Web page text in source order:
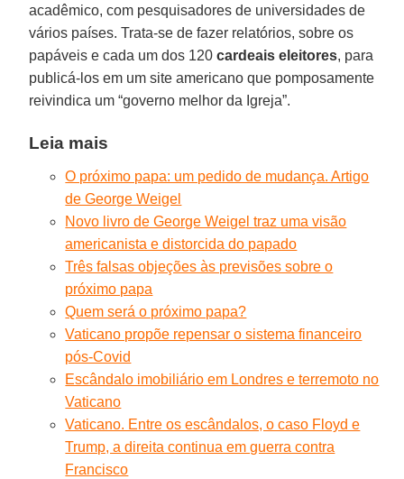
acadêmico, com pesquisadores de universidades de
vários países. Trata-se de fazer relatórios, sobre os
papáveis e cada um dos 120cardeais eleitores, para
publicá-los em um site americano que pomposamente
reivindica um “governo melhor da Igreja”.
Leia mais
O próximo papa: um pedido de mudança. Artigo
de George Weigel
Novo livro de George Weigel traz uma visão
americanista e distorcida do papado
Três falsas objeções às previsões sobre o
próximo papa
Quem será o próximo papa?
Vaticano propõe repensar o sistema financeiro
pós-Covid
Escândalo imobiliário em Londres e terremoto no
Vaticano
Vaticano. Entre os escândalos, o caso Floyd e
Trump, a direita continua em guerra contra
Francisco